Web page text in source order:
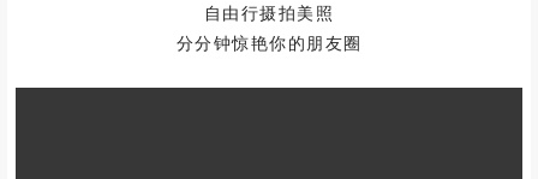
自由行摄拍美照
分分钟惊艳你的朋友圈